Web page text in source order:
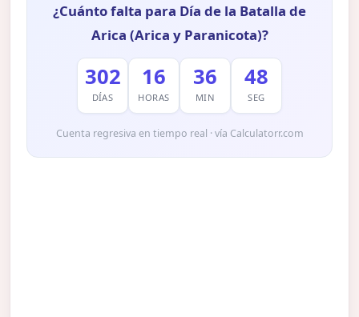
¿Cuánto falta para Día de la Batalla de
Arica (Arica y Paranicota)?
302
DÍAS
16
HORAS
36
MIN
47
SEG
Cuenta regresiva en tiempo real · vía Calculatorr.com